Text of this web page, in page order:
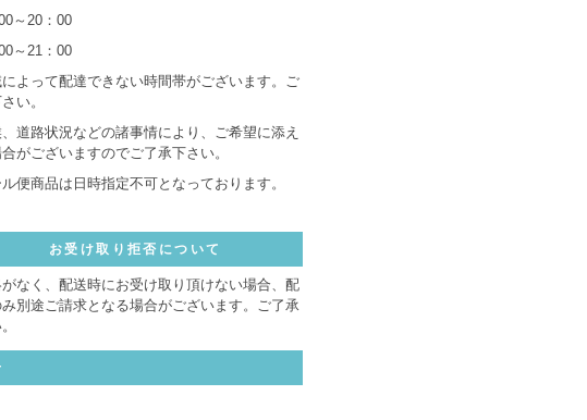
～20：00
～21：00
よって配達できない時間帯がございます。ご
い。
道路状況などの諸事情により、ご希望に添え
がございますのでご了承下さい。
便商品は日時指定不可となっております。
お受け取り拒否について
なく、配送時にお受け取り頂けない場合、配
別途ご請求となる場合がございます。ご了承